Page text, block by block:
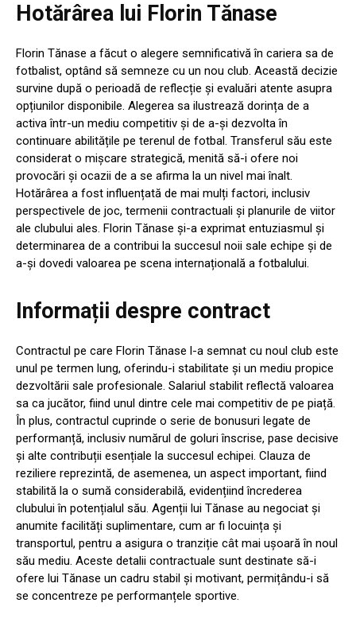
Hotărârea lui Florin Tănase
Florin Tănase a făcut o alegere semnificativă în cariera sa de
fotbalist, optând să semneze cu un nou club. Această decizie
survine după o perioadă de reflecție și evaluări atente asupra
opțiunilor disponibile. Alegerea sa ilustrează dorința de a
activa într-un mediu competitiv și de a-și dezvolta în
continuare abilitățile pe terenul de fotbal. Transferul său este
considerat o mișcare strategică, menită să-i ofere noi
provocări și ocazii de a se afirma la un nivel mai înalt.
Hotărârea a fost influențată de mai mulți factori, inclusiv
perspectivele de joc, termenii contractuali și planurile de viitor
ale clubului ales. Florin Tănase și-a exprimat entuziasmul și
determinarea de a contribui la succesul noii sale echipe și de
a-și dovedi valoarea pe scena internațională a fotbalului.
Informații despre contract
Contractul pe care Florin Tănase l-a semnat cu noul club este
unul pe termen lung, oferindu-i stabilitate și un mediu propice
dezvoltării sale profesionale. Salariul stabilit reflectă valoarea
sa ca jucător, fiind unul dintre cele mai competitiv de pe piață.
În plus, contractul cuprinde o serie de bonusuri legate de
performanță, inclusiv numărul de goluri înscrise, pase decisive
și alte contribuții esențiale la succesul echipei. Clauza de
reziliere reprezintă, de asemenea, un aspect important, fiind
stabilită la o sumă considerabilă, evidențiind încrederea
clubului în potențialul său. Agenții lui Tănase au negociat și
anumite facilități suplimentare, cum ar fi locuința și
transportul, pentru a asigura o tranziție cât mai ușoară în noul
său mediu. Aceste detalii contractuale sunt destinate să-i
ofere lui Tănase un cadru stabil și motivant, permițându-i să
se concentreze pe performanțele sportive.